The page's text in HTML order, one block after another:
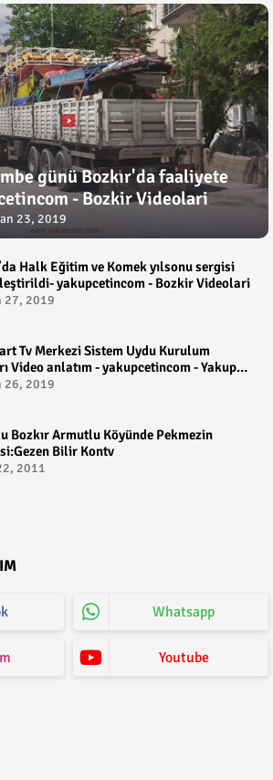
günü Bozkır'da faaliyete
- Bozkir Videolari
23, 2019
Halk Eğitim ve Komek yılsonu sergisi
yakupcetincom - Bozkir Videolari
27, 2019
Tv Merkezi Sistem Uydu Kurulum
Video anlatım - yakupcetincom - Yakup
26, 2019
Bozkır Armutlu Köyünde Pekmezin
Bilir Kontv
2011
Whatsapp
Youtube